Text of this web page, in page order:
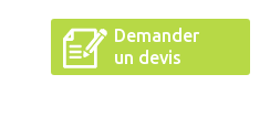
Demander
un devis